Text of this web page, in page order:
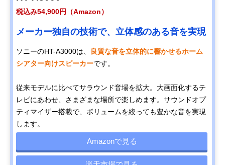
税込み54,900円（Amazon）
メーカー独自の技術で、立体感のある音を実現
ソニーのHT-A3000は、
良質な音を立体的に響かせるホーム
シアター向けスピーカーです。
従来モデルに比べてサラウンド音場を拡大。大画面化するテ
レビにあわせ、さまざまな場所で楽しめます。サウンドオプ
ティマイザー搭載で、ボリュームを絞っても豊かな音を実現
します。
Amazonで見る